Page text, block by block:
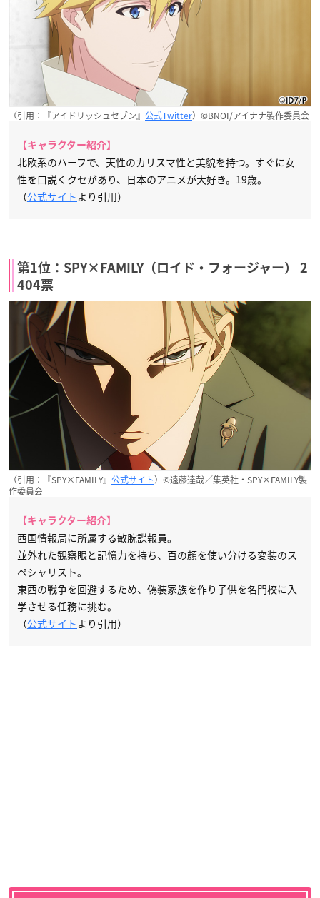
（引用：『アイドリッシュセブン』 公式Twitter）©BNOI/アイナナ製作委員会
【キャラクター紹介】
北欧系のハーフで、天性のカリスマ性と美貌を持つ。すぐに女
性を口説くクセがあり、日本のアニメが大好き。19歳。
（公式サイト より引用）
第1位：SPY×FAMILY（ロイド・フォージャー） 2
404票
（引用：『SPY×FAMILY』 公式サイト）©遠藤達哉／集英社・SPY×FAMILY製
作委員会
【キャラクター紹介】
西国情報局に所属する敏腕諜報員。
並外れた観察眼と記憶力を持ち、百の顔を使い分ける変装のス
ペシャリスト。
東西の戦争を回避するため、偽装家族を作り子供を名門校に入
学させる任務に挑む。
（公式サイト より引用）